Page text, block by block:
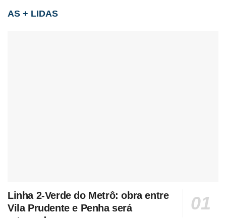
AS + LIDAS
Linha 2-Verde do Metrô: obra entre
Vila Prudente e Penha será